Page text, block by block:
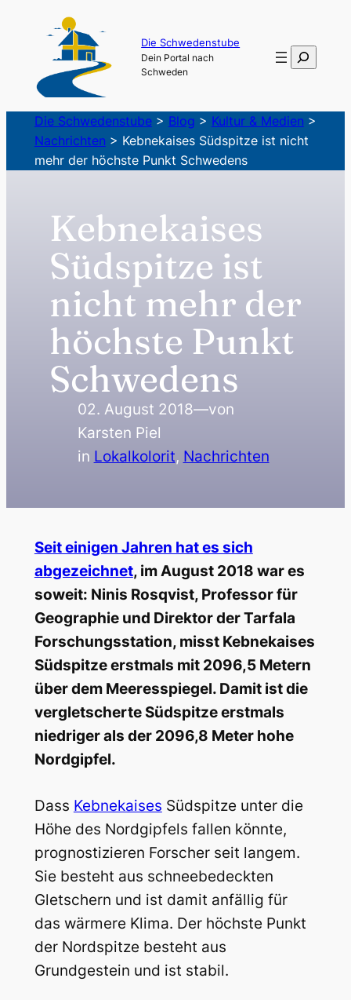
springen
Die Schwedenstube
Dein Portal nach
Schweden
Suchen
Die Schwedenstube> Blog > Kultur & Medien >
Nachrichten > Kebnekaises Südspitze ist nicht
mehr der höchste Punkt Schwedens
Kebnekaises
Südspitze ist
nicht mehr der
höchste Punkt
Schwedens
02. August 2018—von
Karsten Piel
in Lokalkolorit, Nachrichten
Seit einigen Jahren hat es sich
abgezeichnet, im August 2018 war es
soweit: Ninis Rosqvist, Professor für
Geographie und Direktor der Tarfala
Forschungsstation, misst Kebnekaises
Südspitze erstmals mit 2096,5 Metern
über dem Meeresspiegel. Damit ist die
vergletscherte Südspitze erstmals
niedriger als der 2096,8 Meter hohe
Nordgipfel.
Dass Kebnekaises Südspitze unter die
Höhe des Nordgipfels fallen könnte,
prognostizieren Forscher seit langem.
Sie besteht aus schneebedeckten
Gletschern und ist damit anfällig für
das wärmere Klima. Der höchste Punkt
der Nordspitze besteht aus
Grundgestein und ist stabil.